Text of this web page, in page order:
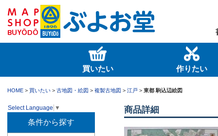
買いたい 作りたい
HOME > 買いたい > 古地図・絵図 > 複製古地図 > 江戸 > 東都 駒込辺絵図
Select Language ▼
条件から探す
商品詳細